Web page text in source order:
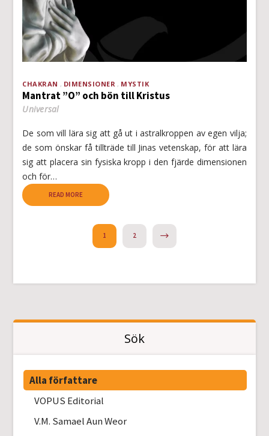
CHAKRAN DIMENSIONER MYSTIK
Mantrat ”O” och bön till Kristus
Universal
De som vill lära sig att gå ut i astralkroppen av egen vilja;
de som önskar få tillträde till Jinas vetenskap, för att lära
sig att placera sin fysiska kropp i den fjärde dimensionen
och för…
READ MORE
1 2
Sök
Alla författare
VOPUS Editorial
V.M. Samael Aun Weor